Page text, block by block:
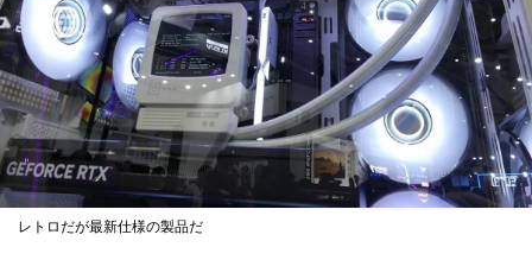
レトロだが最新仕様の製品だ